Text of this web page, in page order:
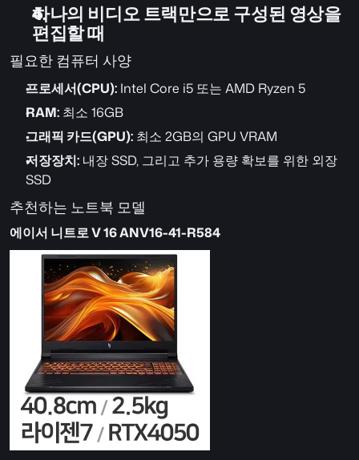
하나의 비디오 트랙만으로 구성된 영상을
편집할 때
필요한 컴퓨터 사양
프로세서(CPU): Intel Core i5 또는 AMD Ryzen 5
RAM: 최소 16GB
그래픽 카드(GPU): 최소 2GB의 GPU VRAM
저장장치: 내장 SSD, 그리고 추가 용량 확보를 위한 외장
SSD
추천하는 노트북 모델
에이서 니트로 V 16 ANV16-41-R584